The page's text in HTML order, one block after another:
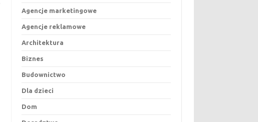
Agencje marketingowe
Agencje reklamowe
Architektura
Biznes
Budownictwo
Dla dzieci
Dom